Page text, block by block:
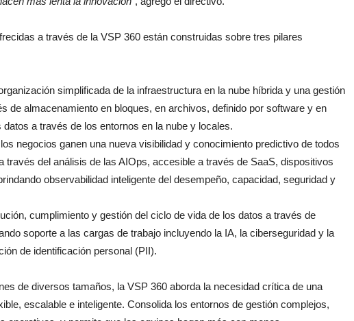
a través de la VSP 360 están construidas sobre tres pilares
simplificada de la infraestructura en la nube híbrida y una gestión
de almacenamiento en bloques, en archivos, definido por software y en
a través de los entornos en la nube y locales.
negocios ganen una nueva visibilidad y conocimiento predictivo de todos
través del análisis de las AIOps, accesible a través de SaaS, dispositivos
observabilidad inteligente del desempeño, capacidad, seguridad y
cumplimiento y gestión del ciclo de vida de los datos a través de
soporte a las cargas de trabajo incluyendo la IA, la ciberseguridad y la
de identificación personal (PII).
de diversos tamaños, la VSP 360 aborda la necesidad crítica de una
escalable e inteligente. Consolida los entornos de gestión complejos,